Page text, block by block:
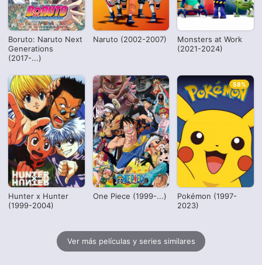
Boruto: Naruto Next
Generations
(2017-...)
Naruto (2002-2007)
Monsters at Work
(2021-2024)
Hunter x Hunter
(1999-2004)
One Piece (1999-...)
Pokémon (1997-
2023)
58%
Ver más películas y series similares